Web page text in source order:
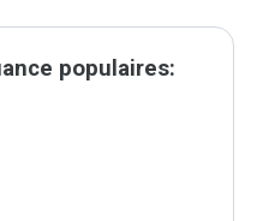
populaires: